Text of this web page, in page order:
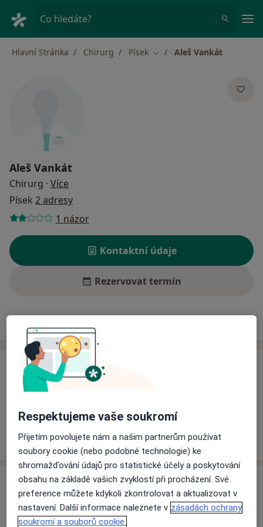
Co hledáte?
Hlavní Stránka Chirurg Písek Změna města
Aleš Vankát
Aleš Vankát
Chirurg · Více
Písek 2 adresy
1 názor
Kontaktní údaje
Rezervovat termín
Ceník
Informace o službách a cenách nejsou k dispozici
svých službách.
Adresy (2)
Adresa 1 Adresa 2
Respektujeme vaše soukromí
Přijetím povolujete nám a našim partnerům používat
soubory cookie (nebo podobné technologie) ke
shromažďování údajů pro statistické účely a poskytování
obsahu na základě vašich zvyklostí při procházení. Své
preference můžete kdykoli zkontrolovat a aktualizovat v
nastavení. Další informace naleznete v zásadách ochrany
soukromí a souborů cookie.